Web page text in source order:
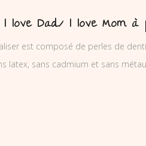
Dad/ I love Mom à
est composé de perles de
latex, sans cadmium et sans